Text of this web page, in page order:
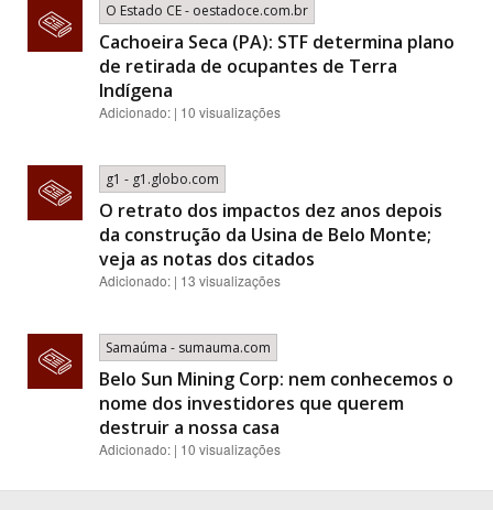
O Estado CE - oestadoce.com.br
Cachoeira Seca (PA): STF determina plano
de retirada de ocupantes de Terra
Indígena
Adicionado: | 10 visualizações
g1 - g1.globo.com
O retrato dos impactos dez anos depois
da construção da Usina de Belo Monte;
veja as notas dos citados
Adicionado: | 13 visualizações
Samaúma - sumauma.com
Belo Sun Mining Corp: nem conhecemos o
nome dos investidores que querem
destruir a nossa casa
Adicionado: | 10 visualizações